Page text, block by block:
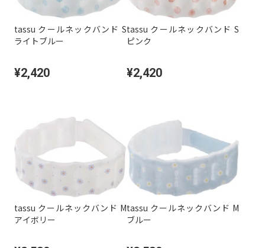
tassu クールネックバンド S
ライトブルー
¥2,420
tassu クールネックバンド S
ピンク
¥2,420
tassu クールネックバンド M
アイボリー
tassu クールネックバンド M
ブルー